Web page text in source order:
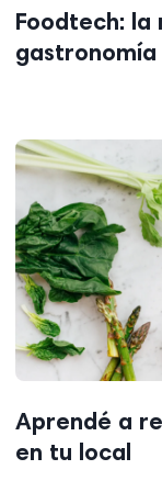
Foodtech: la
gastronomía
Aprendé a
en tu local